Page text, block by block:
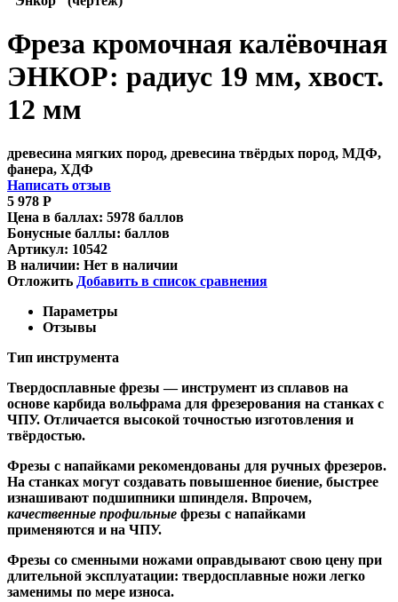
Фреза кромочная калёвочная
ЭНКОР: радиус 19 мм, хвост.
12 мм
древесина мягких пород, древесина твёрдых пород, МДФ,
фанера, ХДФ
Написать отзыв
5 978 Р
Цена в баллах: 5978 баллов
Бонусные баллы: баллов
Артикул: 10542
В наличии: Нет в наличии
Отложить Добавить в список сравнения
Параметры
Отзывы
Тип инструмента
Твердосплавные фрезы — инструмент из сплавов на
основе карбида вольфрама для фрезерования на станках с
ЧПУ. Отличается высокой точностью изготовления и
твёрдостью.
Фрезы с напайками рекомендованы для ручных фрезеров.
На станках могут создавать повышенное биение, быстрее
изнашивают подшипники шпинделя. Впрочем,
качественные профильные фрезы с напайками
применяются и на ЧПУ.
Фрезы со сменными ножами оправдывают свою цену при
длительной эксплуатации: твердосплавные ножи легко
заменимы по мере износа.